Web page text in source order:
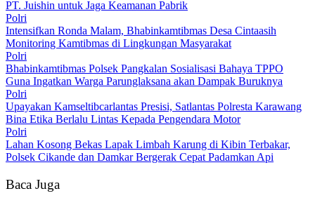
PT. Juishin untuk Jaga Keamanan Pabrik
Polri
Intensifkan Ronda Malam, Bhabinkamtibmas Desa Cintaasih
Monitoring Kamtibmas di Lingkungan Masyarakat
Polri
Bhabinkamtibmas Polsek Pangkalan Sosialisasi Bahaya TPPO
Guna Ingatkan Warga Parunglaksana akan Dampak Buruknya
Polri
Upayakan Kamseltibcarlantas Presisi, Satlantas Polresta Karawang
Bina Etika Berlalu Lintas Kepada Pengendara Motor
Polri
Lahan Kosong Bekas Lapak Limbah Karung di Kibin Terbakar,
Polsek Cikande dan Damkar Bergerak Cepat Padamkan Api
Baca Juga